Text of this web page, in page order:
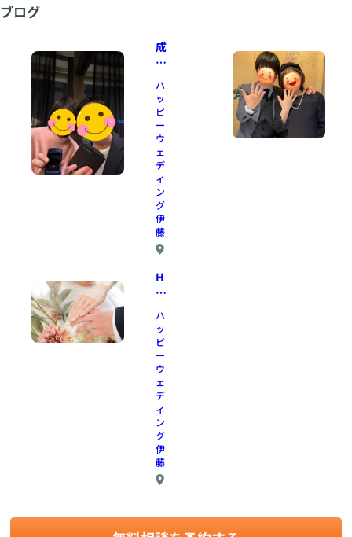
ブログ
成
婚
か
ら
の
リ
ア
ル
な
言
葉
で
す
ハ
ッ
ピ
ー
ウ
ェ
デ
ィ
ン
グ
伊
藤
ヶ
丘
・
平
針
駅
か
ら
車
で
10
分
（
駅
で
の
H
a
p
y
W
e
d
di
n
g
幸
せ
な
を
ハ
ッ
ピ
ー
ウ
ェ
デ
ィ
ン
グ
伊
藤